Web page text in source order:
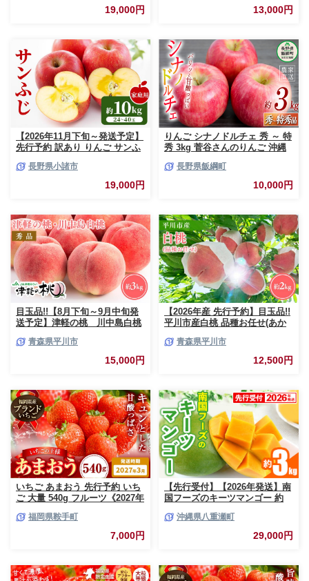
19,000円 13,000円
【2026年11月下旬～発送予定】
先行予約 訳あり りんご サンふ
フルーツ 果物 甘い おいしい 林
長野県小諸市
19,000円
りんご シナノドルチェ 秀 ～ 特
秀 3kg 菅谷さんのりんご 沖縄
頃から2026年10月上旬頃まで順
次発送予定 令和8年度出荷分 長
長野県飯綱町
10,000円
目玉品!!【8月下旬～9月中旬発
送予定】津軽の桃 川中島白桃
青森県平川市
15,000円
【2026年産 先行予約】目玉品!!
平川市産白桃 品種お任せ(あか
8玉)【今井農園】[hi-0064-003]
青森県平川市
12,500円
いちご あまおう 先行予約 いち
ご 大量 540g フルーツ《2027年
だもの 果物 福岡県 鞍手町【配
福岡県鞍手町
7,000円
【先行受付】【2026年発送】南
国フーズのキーツマンゴー 約
南国フルーツ 旬の味覚 沖縄県
産 国産マンゴー 希少種 オスス
沖縄県八重瀬町
29,000円